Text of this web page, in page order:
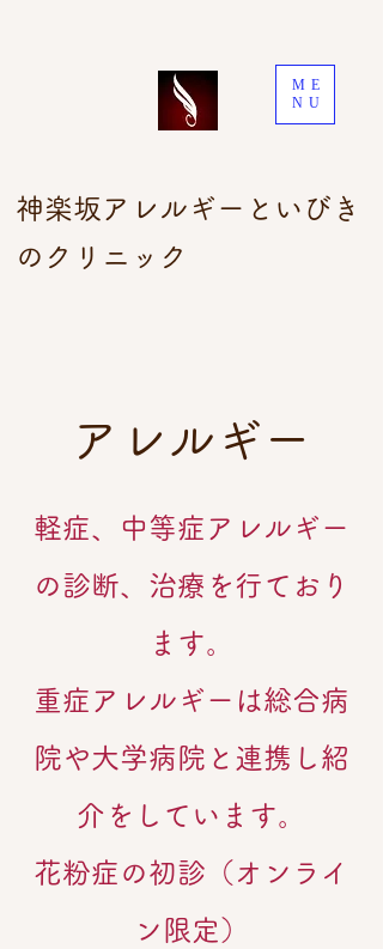
ME
NU
神楽坂アレルギーといびき
のクリニック
アレルギー
軽症、中等症アレルギー
の診断、治療を行ており
ます。
重症アレルギーは総合病
院や大学病院と連携し紹
介をしています。​
​​花粉症の初診（オンライ
ン限定）